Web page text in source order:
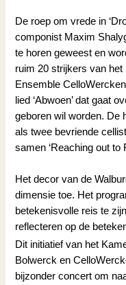
De roep om vrede in
componist Maxim
te horen geweest en
ruim 20 strijkers van
Ensemble
lied ‘Abwoen’ dat gaat
geboren wil worden. De
als twee bevriende
samen ‘Reaching out to
Het decor van de
dimensie toe. Het
betekenisvolle reis te
reflecteren op de
Dit initiatief van het
Bolwerck en
bijzonder concert om